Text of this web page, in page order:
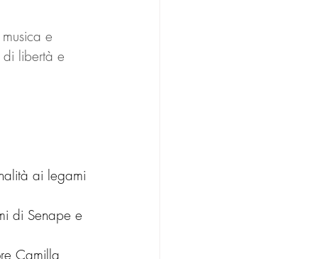
e
di libertà e
ai legami
di Senape e
Camilla